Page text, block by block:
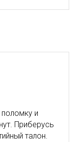
и
Приберусь
талон.